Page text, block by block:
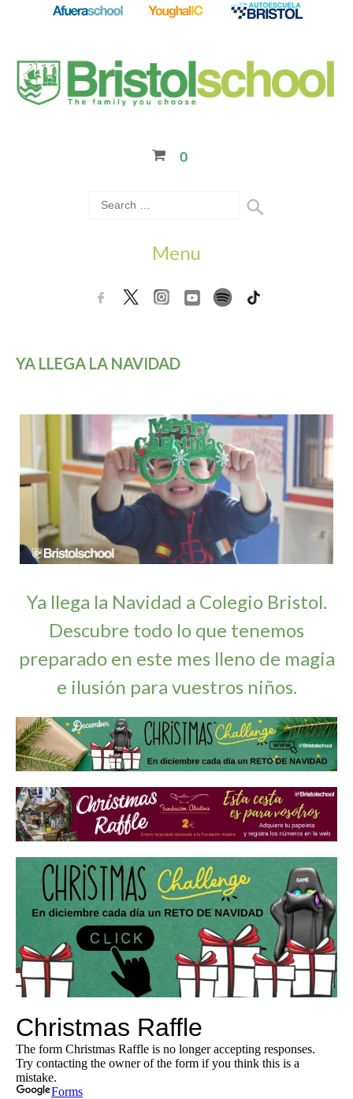
0
Menu
YA LLEGA LA NAVIDAD
Ya llega la Navidad a Colegio Bristol.
Descubre todo lo que tenemos
preparado en este mes lleno de magia
e ilusión para vuestros niños.